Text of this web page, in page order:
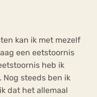
kan ik met mezelf
een eetstoornis
heb ik
Nog steeds ben ik
dat het allemaal